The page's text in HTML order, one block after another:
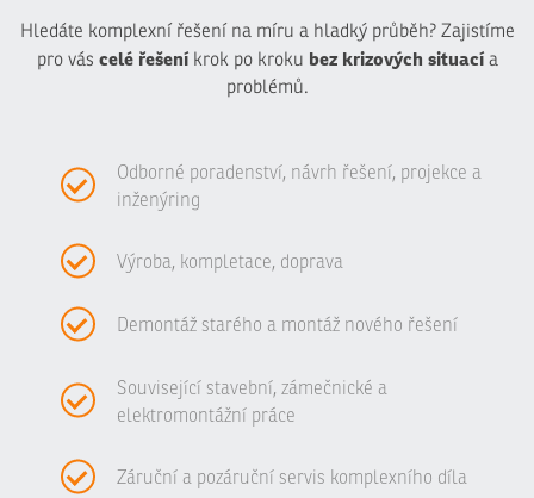
Hledáte komplexní řešení na míru a hladký průběh? Zajistíme
pro vás celé řešeníkrok po kroku bez krizových situacía
problémů.
Odborné poradenství, návrh řešení, projekce a
inženýring
Výroba, kompletace, doprava
Demontáž starého a montáž nového řešení
Související stavební, zámečnické a
elektromontážní práce
Záruční a pozáruční servis komplexního díla